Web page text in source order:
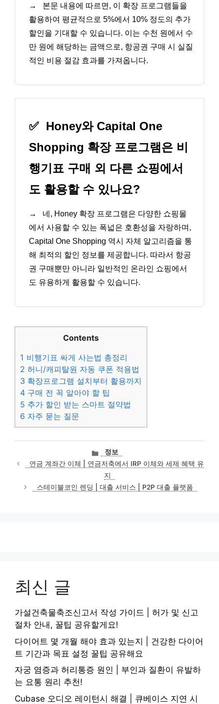
→
본문 내용에 따르면, 이 확장 프로그램들을
활용하여 평균적으로 5%에서 10% 정도의 추가
할인을 기대할 수 있습니다. 이는 수천 원에서 수
만 원에 해당하는 금액으로, 항공권 구매 시 실질
적인 비용 절감 효과를 가져옵니다.
✅ Honey와 Capital One
Shopping 확장 프로그램은 비
행기표 구매 외 다른 쇼핑에서
도 활용할 수 있나요?
→
네, Honey 확장 프로그램은 다양한 쇼핑몰
에서 사용할 수 있는 폭넓은 호환성을 자랑하며,
Capital One Shopping 역시 자체 알고리즘을 통
해 최적의 할인 정보를 제공합니다. 따라서 항공
권 구매뿐만 아니라 일반적인 온라인 쇼핑에서
도 유용하게 활용할 수 있습니다.
Contents
1 비행기표 싸게 사는법 총정리
2 허니/캐피탈원 자동 쿠폰 적용법
3 확장프로그램 설치부터 활용까지
4 구매 전 꼭 알아야 할 팁
5 추가 할인 받는 스마트 절약법
6 자주 묻는 질문
카
테
고
리
정보
연금 계좌간 이체 | 연금저축에서 IRP 이체와 세제 혜택 유
지
스테이블코인 렌딩 | 대출 서비스 | P2P 대출 플랫폼
최신 글
가설건축물축조신고서 작성 가이드 | 허가 및 신고
절차 안내, 꿀팁 공유할게요!
다이어트 몇 개월 해야 효과 있는지 | 건강한 다이어
트 기간과 목표 설정 꿀팁 공유해요
자궁 염증과 허리통증 원인 | 부인과 질환이 유발하
는 요통 원리 추천!
Cubase 오디오 레이턴시 해결 | 큐베이스 지연 시